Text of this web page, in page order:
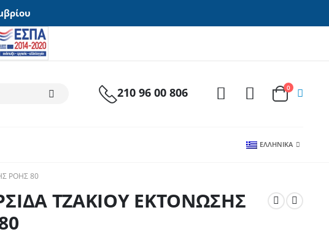
210 96 00 806 0
ΕΛΛΗΝΙΚΆ
ΡΟΗΣ 80
ΤΖΑΚΙΟΥ ΕΚΤΟΝΩΣΗΣ